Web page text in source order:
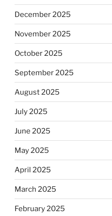
December 2025
November 2025
October 2025
September 2025
August 2025
July 2025
June 2025
May 2025
April 2025
March 2025
February 2025